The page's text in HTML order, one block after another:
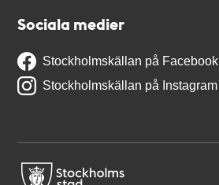
Sociala medier
Stockholmskällan på Facebook
Stockholmskällan på Instagram